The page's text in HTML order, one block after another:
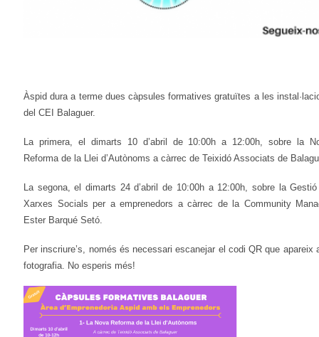
Àspid dura a terme dues càpsules formatives gratuïtes a les
del CEI Balaguer.
La primera, el dimarts 10 d’abril de 10:00h a 12:00h, sobre la
Reforma de la Llei d’Autònoms a càrrec de Teixidó Associats de
La segona, el dimarts 24 d’abril de 10:00h a 12:00h, sobre la
Xarxes Socials per a emprenedors a càrrec de la Community
Ester Barqué Setó.
Per inscriure’s, només és necessari escanejar el codi QR que apareix
fotografia. No esperis més!